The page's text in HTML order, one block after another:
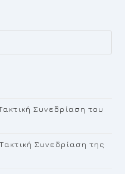
Συνεδρίαση του
Συνεδρίαση της